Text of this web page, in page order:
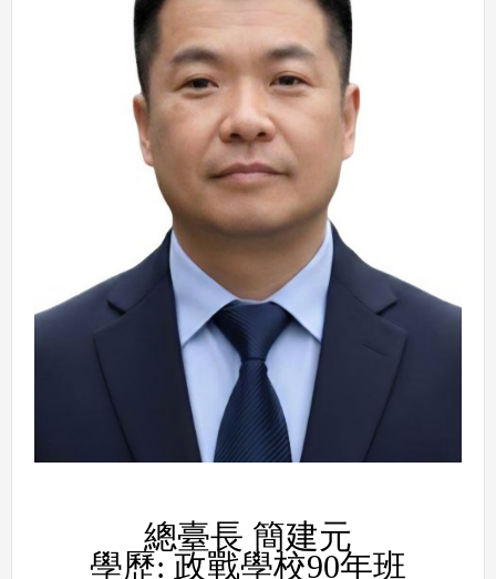
總臺長 簡建元
學歷: 政戰學校90年班